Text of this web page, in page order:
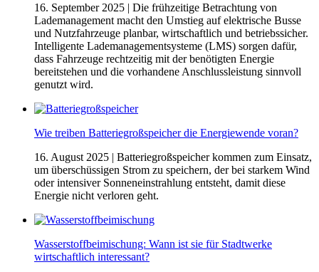
16. September 2025 | Die frühzeitige Betrachtung von
Lademanagement macht den Umstieg auf elektrische Busse
und Nutzfahrzeuge planbar, wirtschaftlich und betriebssicher.
Intelligente Lademanagementsysteme (LMS) sorgen dafür,
dass Fahrzeuge rechtzeitig mit der benötigten Energie
bereitstehen und die vorhandene Anschlussleistung sinnvoll
genutzt wird.
Wie treiben Batteriegroßspeicher die Energiewende voran?
16. August 2025 | Batteriegroßspeicher kommen zum Einsatz,
um überschüssigen Strom zu speichern, der bei starkem Wind
oder intensiver Sonneneinstrahlung entsteht, damit diese
Energie nicht verloren geht.
Wasserstoffbeimischung: Wann ist sie für Stadtwerke
wirtschaftlich interessant?